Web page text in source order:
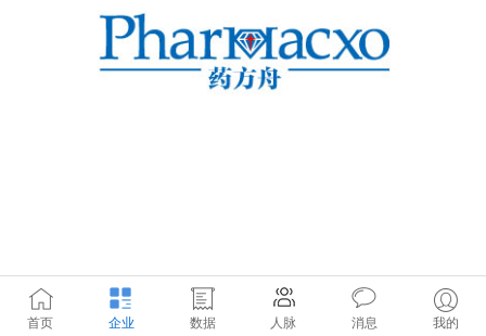
首页 企业 数据 人脉 消息 我的